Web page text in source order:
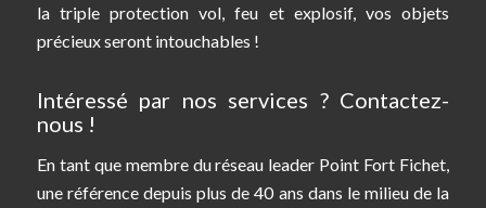
la triple protection vol, feu et explosif, vos objets
précieux seront intouchables !
Intéressé par nos services ? Contactez-
nous !
En tant que membre du réseau leader Point Fort Fichet,
une référence depuis plus de 40 ans dans le milieu de la